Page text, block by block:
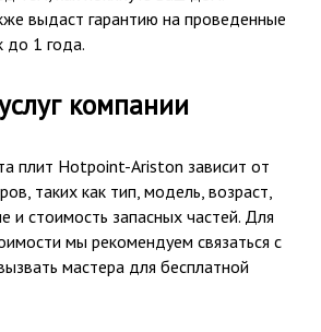
выдаст гарантию на проведенные
до 1 года.
компании
плит Hotpoint-Ariston зависит от
таких как тип, модель, возраст,
и стоимость запасных частей. Для
мы рекомендуем связаться с
мастера для бесплатной